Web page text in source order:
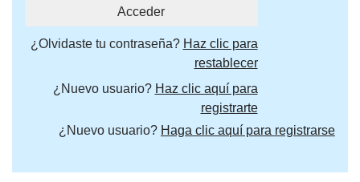
¿Olvidaste tu contraseña? Haz clic para
restablecer
¿Nuevo usuario? Haz clic aquí para
registrarte
¿Nuevo usuario? Haga clic aquí para registrarse